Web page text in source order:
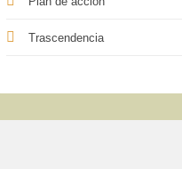
Trascendencia